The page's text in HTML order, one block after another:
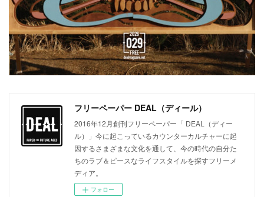
フリーペーパー DEAL（ディール）
2016年12月創刊フリーペーパー「 DEAL（ディー
ル）」今に起こっているカウンターカルチャーに起
因するさまざまな文化を通して、今の時代の自分た
ちのラブ＆ピースなライフスタイルを探すフリーメ
ディア。
フォロー